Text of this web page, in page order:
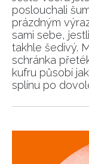
poslouchali
prázdným
sami sebe,
takhle šedivý.
schránka
kufru působí
splínu po